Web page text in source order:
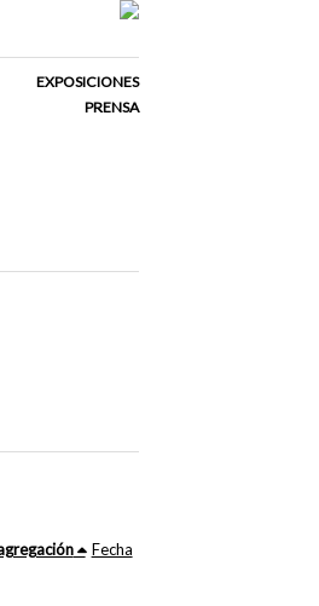
EXPOSICIONES
PRENSA
Fecha